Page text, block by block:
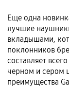
Еще одна
лучшие
вкладышами,
поклонников
составляет
черном и сером
преимущества